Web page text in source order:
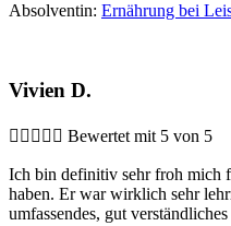
Absolventin: Ernährung bei
Vivien D.
     Bewertet mit 5 von 5
Ich bin definitiv sehr froh mich
haben. Er war wirklich sehr
umfassendes, gut